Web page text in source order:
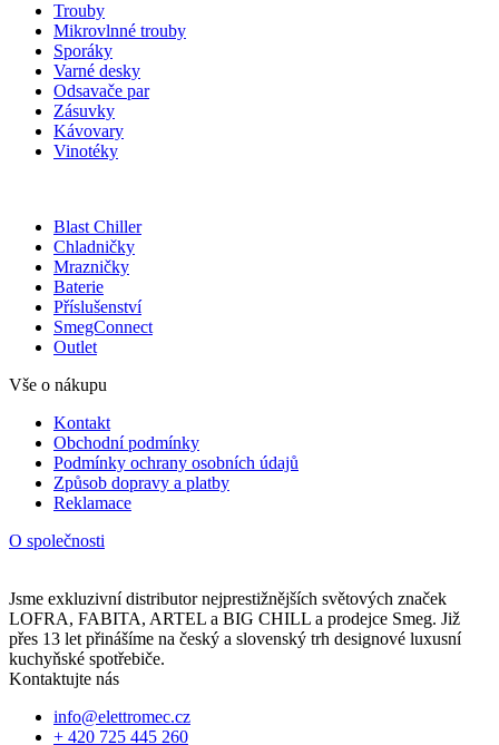
Trouby
Mikrovlnné trouby
Sporáky
Varné desky
Odsavače par
Zásuvky
Kávovary
Vinotéky
Blast Chiller
Chladničky
Mrazničky
Baterie
Příslušenství
SmegConnect
Outlet
Vše o nákupu
Kontakt
Obchodní podmínky
Podmínky ochrany osobních údajů
Způsob dopravy a platby
Reklamace
O společnosti
Jsme exkluzivní distributor nejprestižnějších světových značek
LOFRA, FABITA, ARTEL a BIG CHILL a prodejce Smeg. Již
přes 13 let přinášíme na český a slovenský trh designové luxusní
kuchyňské spotřebiče.
Kontaktujte nás
info@elettromec.cz
+ 420 725 445 260